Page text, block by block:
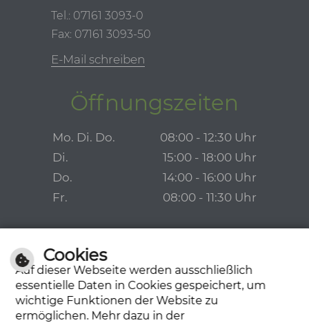
Tel.: 07161 3093-0
Fax: 07161 3093-50
E-Mail schreiben
Öffnungszeiten
Mo. Di. Do.
08:00 - 12:30 Uhr
Di.
15:00 - 18:00 Uhr
Do.
14:00 - 16:00 Uhr
Fr.
08:00 - 11:30 Uhr
Cookies
Auf dieser Webseite werden ausschließlich
essentielle Daten in Cookies gespeichert, um
wichtige Funktionen der Website zu
ermöglichen. Mehr dazu in der